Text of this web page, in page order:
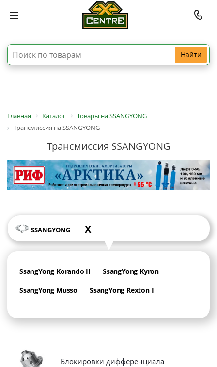
Найти
Главная Каталог
Товары на SSANGYONG
Трансмиссия на SSANGYONG
Трансмиссия SSANGYONG
SSANGYONG X
SsangYong Korando II SsangYong Kyron
SsangYong Musso SsangYong Rexton I
Блокировки дифференциала